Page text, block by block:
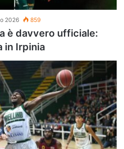
2026 859
è davvero ufficiale:
in Irpinia